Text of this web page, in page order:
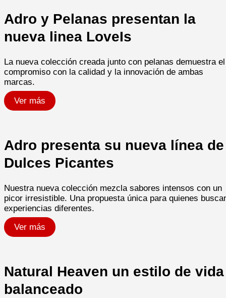
Adro y Pelanas presentan la
nueva linea LoveIs
La nueva colección creada junto con pelanas demuestra el
compromiso con la calidad y la innovación de ambas
marcas.​
Ver más
Adro presenta su nueva línea de
Dulces Picantes
Nuestra nueva colección mezcla sabores intensos con un
picor irresistible. Una propuesta única para quienes
experiencias diferentes.​
Ver más
Natural Heaven un estilo de vida
balanceado